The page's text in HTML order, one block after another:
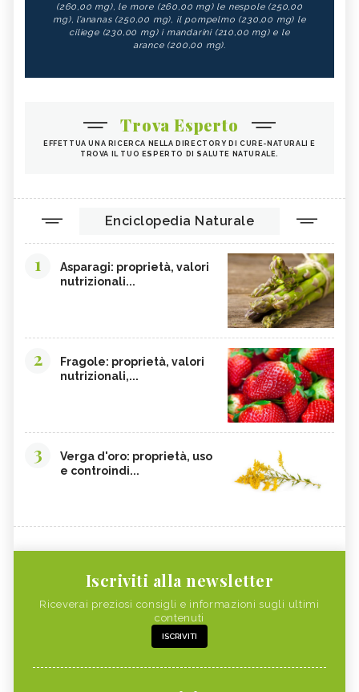
(260,00 mg), le more (260,00 mg) le nespole (250,00
mg), l’ananas (250,00 mg), il pompelmo (230,00 mg) le
ciliege (230,00 mg) i mandarini (210,00 mg) e le
arance (200,00 mg).
Trova Esperto
EFFETTUA UNA RICERCA NELLA DIRECTORY DI CURE-NATURALI E
TROVA IL TUO ESPERTO DI SALUTE NATURALE.
Enciclopedia Naturale
1
Asparagi: proprietà, valori
nutrizionali...
2
Fragole: proprietà, valori
nutrizionali,...
3
Verga d'oro: proprietà, uso
e controindi...
Iscriviti alla newsletter
Riceverai preziosi consigli e informazioni sugli ultimi
contenuti
ISCRIVITI